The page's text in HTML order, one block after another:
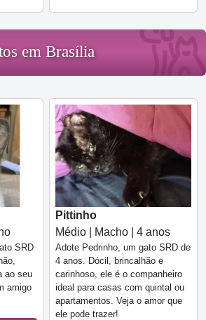
em Brasília
SRD
ao seu
amigo
Pittinho
Médio | Macho | 4 anos
Adote Pedrinho, um gato SRD de
4 anos. Dócil, brincalhão e
carinhoso, ele é o companheiro
ideal para casas com quintal ou
apartamentos. Veja o amor que
ele pode trazer!